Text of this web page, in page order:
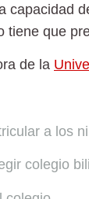
capacidad
tiene que
de la
a los
colegio